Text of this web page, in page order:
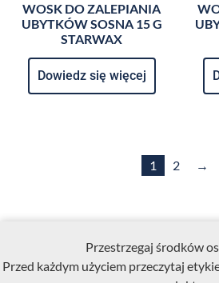
WOSK DO ZALEPIANIA
UBYTKÓW SOSNA 15 G
STARWAX
Dowiedz się więcej
1 2 →
Przestrzegaj środków
Przed każdym użyciem przeczytaj